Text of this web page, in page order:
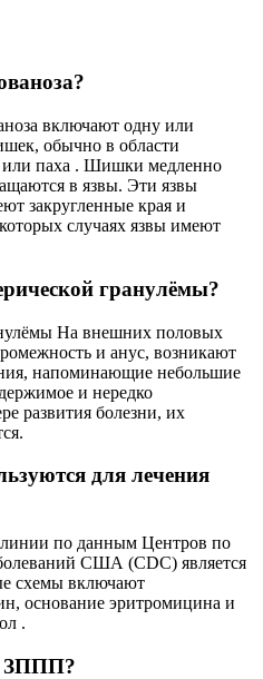
включают одну или
обычно в области
или паха . Шишки медленно
в язвы. Эти язвы
закругленные края и
случаях язвы имеют
гранулёмы?
На внешних половых
и анус, возникают
напоминающие небольшие
и нередко
развития болезни, их
для лечения
по данным Центров по
США (CDC) является
схемы включают
основание эритромицина и
.
ЗППП?